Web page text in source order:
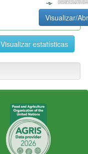
Visualizar/
Visualizar estatísticas